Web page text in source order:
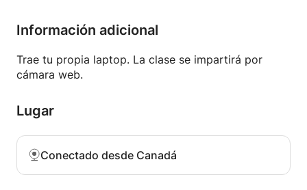
conversaciones para comprender, hablar, leer y
escribir adecuadamente, logrando con fluidez
práctica en ambos idiomas.
Información adicional
Trae tu propia laptop. La clase se impartirá por
cámara web.
Lugar
Conectado desde Canadá